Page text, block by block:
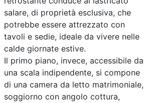
salare, di proprietà esclusiva, che
potrebbe essere attrezzato con
tavoli e sedie, ideale da vivere nelle
calde giornate estive.
Il primo piano, invece, accessibile da
una scala indipendente, si compone
di una camera da letto matrimoniale,
soggiorno con angolo cottura,